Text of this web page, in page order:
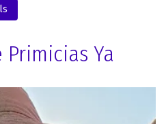
Primicias Ya